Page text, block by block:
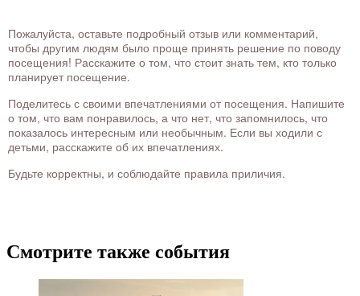
Пожалуйста, оставьте подробный отзыв или комментарий,
чтобы другим людям было проще принять решение по поводу
посещения! Расскажите о том, что стоит знать тем, кто только
планирует посещение.
Поделитесь с своими впечатлениями от посещения. Напишите
о том, что вам понравилось, а что нет, что запомнилось, что
показалось интересным или необычным. Если вы ходили с
детьми, расскажите об их впечатлениях.
Будьте корректны, и соблюдайте правила приличия.
Смотрите также события